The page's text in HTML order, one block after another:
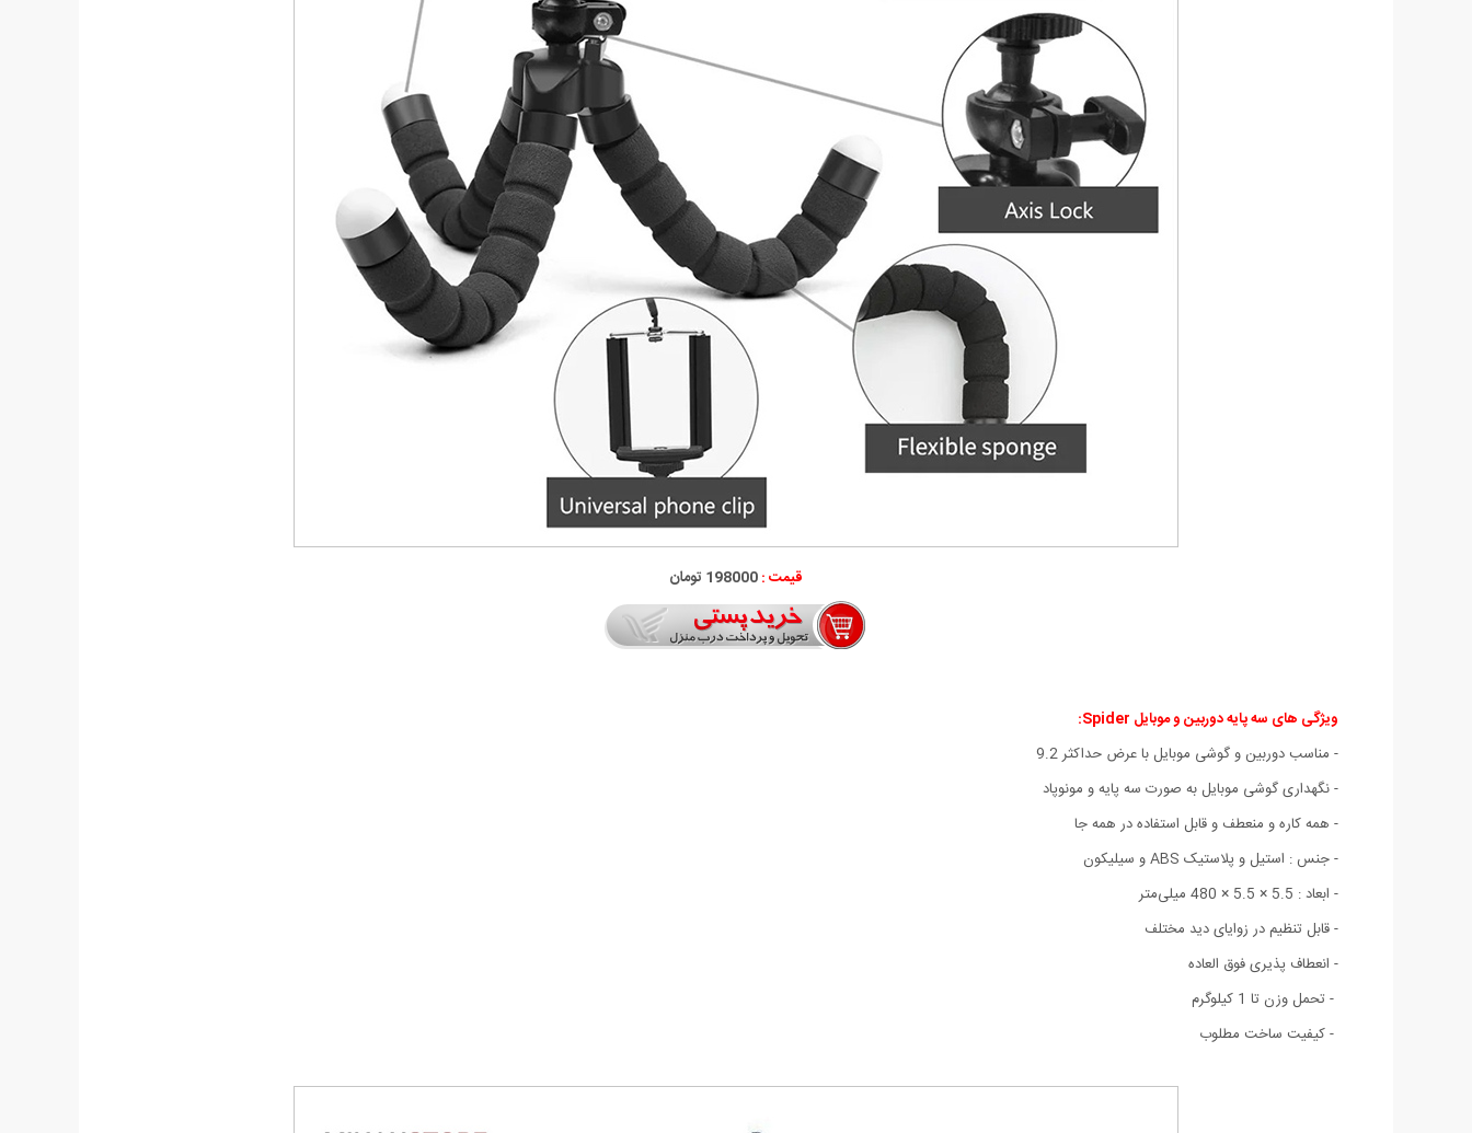
قیمت :198000 تومان
ویژگی های سه پایه دوربین و موبایل Spider
:
- مناسب دوربین و گوشی موبایل با عرض حداکثر 9.2
- نگهداری گوشی موبایل به صورت سه پایه و مونوپاد
- همه کاره و منعطف و قابل استفاده در همه جا
- جنس : استیل و پلاستیک ABS و سیلیکون
- ابعاد : 5.5 × 5.5 × 480 میلی‌متر
- قابل تنظیم در زوایای دید مختلف
- انعطاف پذیری فوق العاده
- تحمل وزن تا 1 کیلوگرم
- کیفیت ساخت مطلوب